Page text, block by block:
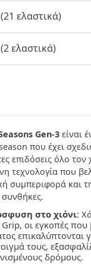
ελαστικά)
ελαστικά)
Gen-3 είναι
που έχει
επιδόσεις όλο τον
τεχνολογία που
συμπεριφορά και
συνθήκες.
στο χιόνι:
οι εγκοπές που
επικαλύπτονται
τους,
δρόμους.